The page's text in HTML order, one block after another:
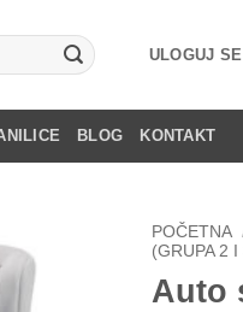
ULOGUJ
BLOG KONTAKT
POČETNA
(GRUPA 2 I
Auto